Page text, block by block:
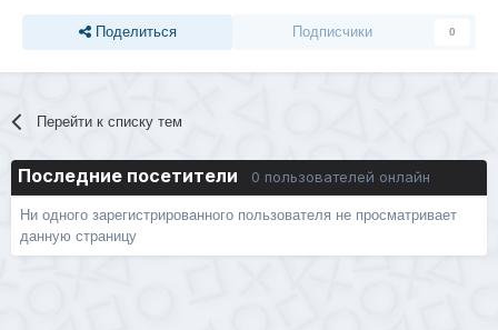
Поделиться Подписчики 0
Перейти к списку тем
Последние посетители 0 пользователей онлайн
Ни одного зарегистрированного пользователя не просматривает
данную страницу